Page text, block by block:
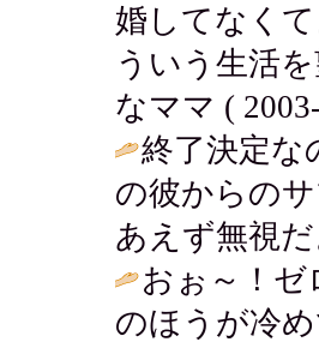
婚してなく
ういう生活
なママ (
終了決定な
の彼からの
あえず無視
おぉ～！
のほうが冷